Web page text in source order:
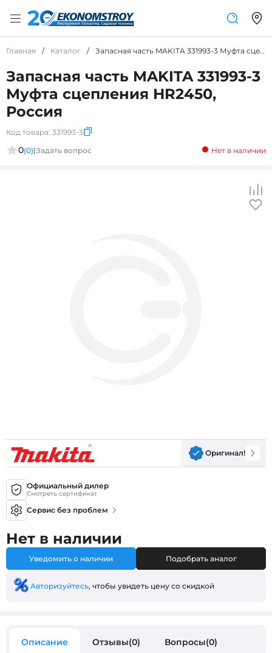
Главная / Каталог / Запасная часть MAKITA 331993-3 Муфта сцепления HR2450, Россия
Запасная часть MAKITA 331993-3
Муфта сцепления HR2450,
Россия
Код товара: 331993-3
0(0)|Задать вопрос Нет в наличии
Оригинал!
Официальный дилер
Смотреть сертификат
Сервис без проблем
Нет в наличии
Уведомить о наличии Подобрать аналог
Авторизуйтесь, чтобы увидеть цену со скидкой
Описание Отзывы(0) Вопросы(0)